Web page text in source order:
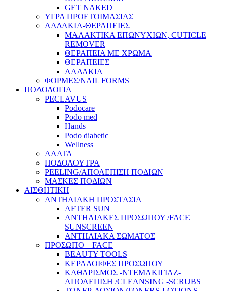
GET NAKED
ΥΓΡΑ ΠΡΟΕΤΟΙΜΑΣΙΑΣ
ΛΑΔΑΚΙΑ-ΘΕΡΑΠΕΙΕΣ
ΜΑΛΑΚΤΙΚΑ ΕΠΩΝΥΧΙΩΝ, CUTICLE
REMOVER
ΘΕΡΑΠΕΙΑ ΜΕ ΧΡΩΜΑ
ΘΕΡΑΠΕΙΕΣ
ΛΑΔΑΚΙΑ
ΦΟΡΜΕΣ/NAIL FORMS
ΠΟΔΟΛΟΓΙΑ
PECLAVUS
Podocare
Podo med
Hands
Podo diabetic
Wellness
ΑΛΑΤΑ
ΠΟΔΟΛΟΥΤΡΑ
PEELING/ΑΠΟΛΕΠΙΣΗ ΠΟΔΙΩΝ
ΜΑΣΚΕΣ ΠΟΔΙΩΝ
ΑΙΣΘΗΤΙΚΗ
ΑΝΤΗΛΙΑΚΗ ΠΡΟΣΤΑΣΙΑ
AFTER SUN
ΑΝΤΗΛΙΑΚΕΣ ΠΡΟΣΩΠΟΥ /FACE
SUNSCREEN
ΑΝΤΗΛΙΑΚΑ ΣΩΜΑΤΟΣ
ΠΡΟΣΩΠΟ – FACE
BEAUTY TOOLS
ΚΕΡΑΛΟΙΦΕΣ ΠΡΟΣΩΠΟΥ
ΚΑΘΑΡΙΣΜΟΣ -ΝΤΕΜΑΚΙΓΙΑΖ-
ΑΠΟΛΕΠΙΣΗ /CLEANSING -SCRUBS